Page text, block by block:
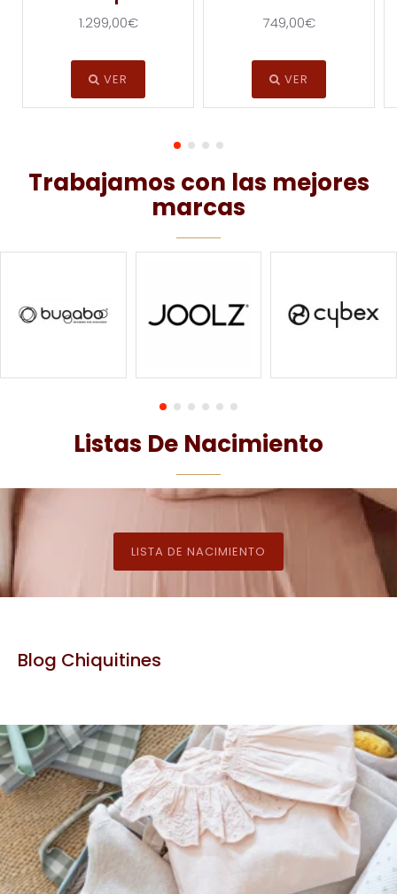
1.299,00€
VER
749,00€
VER
Trabajamos con las mejores
marcas
Listas De Nacimiento
LISTA DE NACIMIENTO
Blog Chiquitines